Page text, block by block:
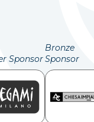
Sponsor
Bronze
Sponsor